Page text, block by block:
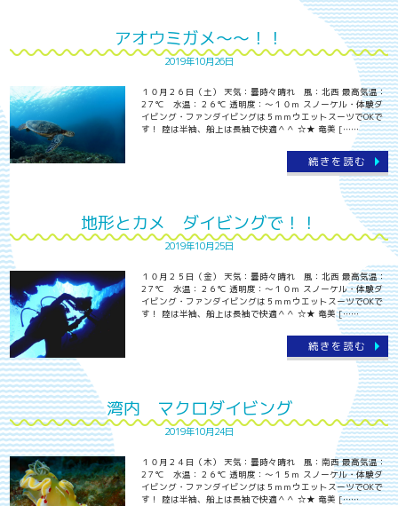
アオウミガメ～～！！
2019年10月26日
１０月２６日（土） 天気：曇時々晴れ 風：北西 最高気温：
2７℃ 水温：２６℃ 透明度：～１０ｍ スノーケル・体験ダ
イビング・ファンダイビングは５ｍｍウエットスーツでOKで
す！ 陸は半袖、船上は長袖で快適＾＾ ☆★ 奄美 [……
続きを読む
地形とカメ ダイビングで！！
2019年10月25日
１０月２５日（金） 天気：曇時々晴れ 風：北西 最高気温：
2７℃ 水温：２６℃ 透明度：～１０ｍ スノーケル・体験ダ
イビング・ファンダイビングは５ｍｍウエットスーツでOKで
す！ 陸は半袖、船上は長袖で快適＾＾ ☆★ 奄美 [……
続きを読む
湾内 マクロダイビング
2019年10月24日
１０月２４日（木） 天気：曇時々晴れ 風：南西 最高気温：
2７℃ 水温：２６℃ 透明度：～１５ｍ スノーケル・体験ダ
イビング・ファンダイビングは５ｍｍウエットスーツでOKで
す！ 陸は半袖、船上は長袖で快適＾＾ ☆★ 奄美 [……